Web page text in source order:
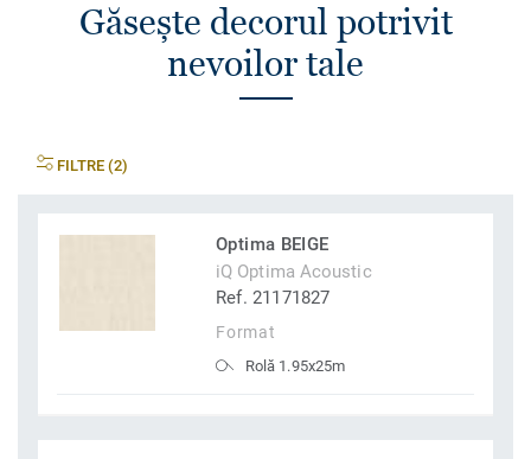
Găsește decorul potrivit
nevoilor tale
FILTRE (2)
Optima BEIGE
iQ Optima Acoustic
Ref. 21171827
Format
Rolă 1.95x25m